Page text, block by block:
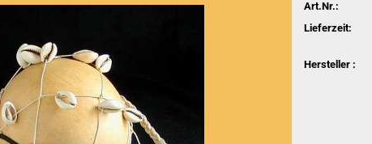
Art.Nr.:
Lieferzeit:
Hersteller :